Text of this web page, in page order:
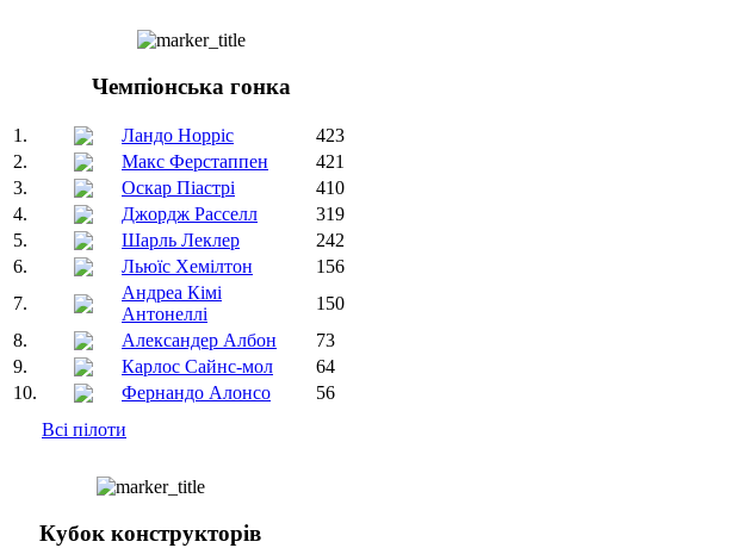
Чемпіонська гонка
1. Ландо Норріс
423
2.
Макс Ферстаппен
421
3.
Оскар Піастрі
410
4.
Джордж Расселл
319
5.
Шарль Леклер
242
6.
Льюїс Хемілтон
156
7.
Андреа Кімі
Антонеллі
150
8.
Александер Албон
73
9.
Карлос Сайнс-мол
64
10.
Фернандо Алонсо
56
Всі пілоти
Кубок конструкторів